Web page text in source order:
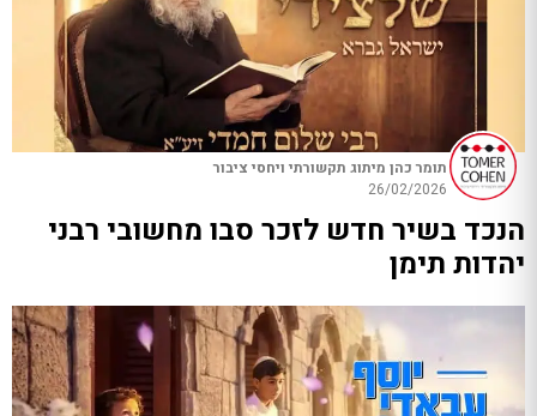
תומר כהן מיתוג תקשורתי ויחסי ציבור
26/02/2026
הנכד בשיר חדש לזכר סבו מחשובי רבני
יהדות תימן